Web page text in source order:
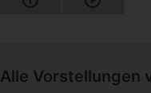
Alle Vorstellungen